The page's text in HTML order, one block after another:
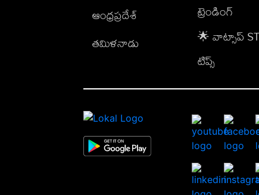
ఆంధ్రప్రదేశ్
తమిళనాడు
ట్రెండింగ్
🌟 వాట్సాప్
టిప్స్